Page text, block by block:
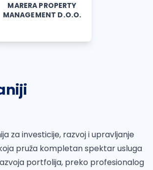
MARERA PROPERTY
MANAGEMENT D.O.O.
za investicije, razvoj i upravljanje
pruža kompletan spektar usluga
portfolija, preko profesionalog